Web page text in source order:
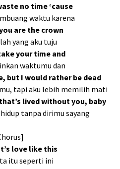
no time ‘cause
waktu karena
are the crown
yang aku tuju
your time and
waktumu dan
but I would rather be dead
tapi aku lebih memilih mati
lived without you, baby
tanpa dirimu sayang
love like this
itu seperti ini